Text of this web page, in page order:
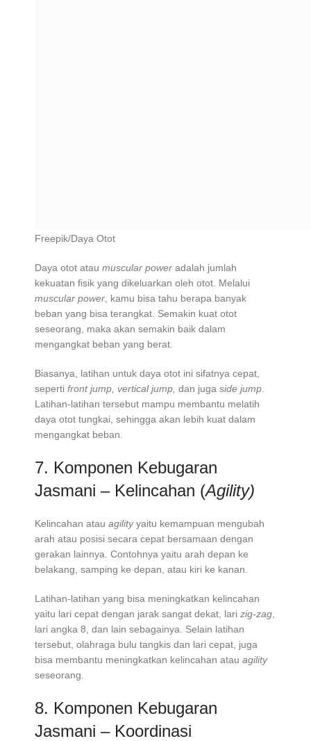
Freepik/Daya Otot
Daya otot atau muscular power adalah jumlah
kekuatan fisik yang dikeluarkan oleh otot. Melalui
muscular power , kamu bisa tahu berapa banyak
beban yang bisa terangkat. Semakin kuat otot
seseorang, maka akan semakin baik dalam
mengangkat beban yang berat.
Biasanya, latihan untuk daya otot ini sifatnya cepat,
seperti front jump, vertical jump, dan juga side jump
Latihan-latihan tersebut mampu membantu melatih
daya otot tungkai, sehingga akan lebih kuat dalam
mengangkat beban.
7. Komponen Kebugaran
Jasmani – Kelincahan (Agility)
Kelincahan atau agilityyaitu kemampuan mengubah
arah atau posisi secara cepat bersamaan dengan
gerakan lainnya. Contohnya yaitu arah depan ke
belakang, samping ke depan, atau kiri ke kanan.
Latihan-latihan yang bisa meningkatkan kelincahan
yaitu lari cepat dengan jarak sangat dekat, lari zig-zag
lari angka 8, dan lain sebagainya. Selain latihan
tersebut, olahraga bulu tangkis dan lari cepat, juga
bisa membantu meningkatkan kelincahan atau agility
seseorang.
8. Komponen Kebugaran
Jasmani – Koordinasi